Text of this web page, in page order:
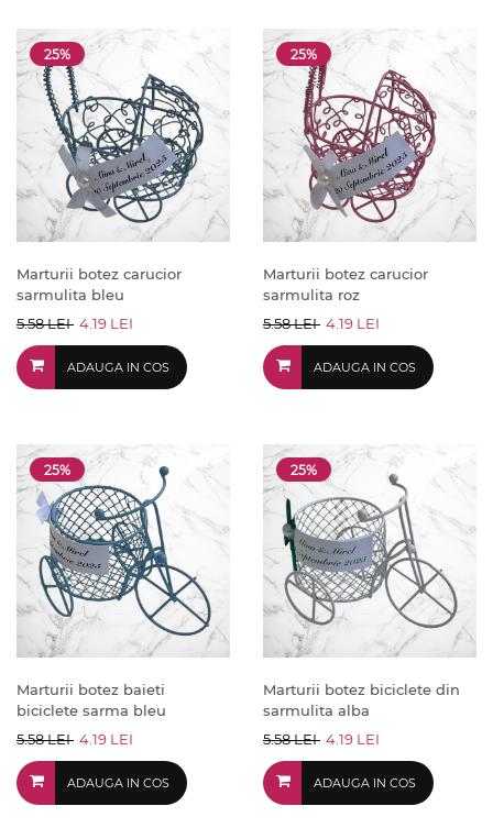
25%
Marturii botez carucior
sarmulita bleu
5.58 LEI 4.19 LEI
ADAUGA IN COS
25%
Marturii botez carucior
sarmulita roz
5.58 LEI 4.19 LEI
ADAUGA IN COS
25%
Marturii botez baieti
biciclete sarma bleu
5.58 LEI 4.19 LEI
ADAUGA IN COS
25%
Marturii botez biciclete din
sarmulita alba
5.58 LEI 4.19 LEI
ADAUGA IN COS